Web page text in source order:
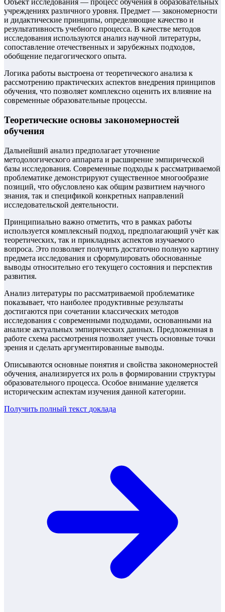
Объект исследования — процесс обучения в образовательных
учреждениях различного уровня. Предмет — закономерности
и дидактические принципы, определяющие качество и
результативность учебного процесса. В качестве методов
исследования используются анализ научной литературы,
сопоставление отечественных и зарубежных подходов,
обобщение педагогического опыта.
Логика работы выстроена от теоретического анализа к
рассмотрению практических аспектов внедрения принципов
обучения, что позволяет комплексно оценить их влияние на
современные образовательные процессы.
Теоретические основы закономерностей
обучения
Дальнейший анализ предполагает уточнение
методологического аппарата и расширение эмпирической
базы исследования. Современные подходы к рассматриваемой
проблематике демонстрируют существенное многообразие
позиций, что обусловлено как общим развитием научного
знания, так и спецификой конкретных направлений
исследовательской деятельности.
Принципиально важно отметить, что в рамках работы
используется комплексный подход, предполагающий учёт как
теоретических, так и прикладных аспектов изучаемого
вопроса. Это позволяет получить достаточно полную картину
предмета исследования и сформулировать обоснованные
выводы относительно его текущего состояния и перспектив
развития.
Анализ литературы по рассматриваемой проблематике
показывает, что наиболее продуктивные результаты
достигаются при сочетании классических методов
исследования с современными подходами, основанными на
анализе актуальных эмпирических данных. Предложенная в
работе схема рассмотрения позволяет учесть основные точки
зрения и сделать аргументированные выводы.
Описываются основные понятия и свойства закономерностей
обучения, анализируется их роль в формировании структуры
образовательного процесса. Особое внимание уделяется
историческим аспектам изучения данной категории.
Получить полный текст доклада